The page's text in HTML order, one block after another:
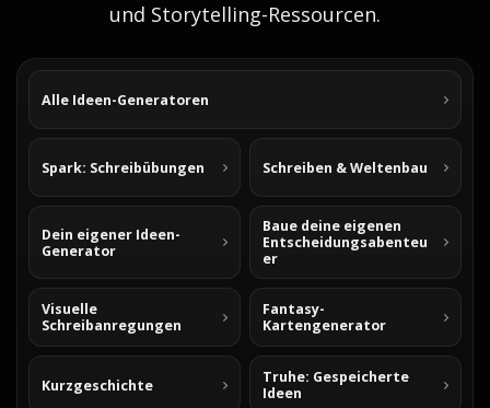
und Storytelling-Ressourcen.
Alle Ideen-Generatoren
Spark: Schreibübungen Schreiben & Weltenbau
Dein eigener Ideen-
Generator
Baue deine eigenen
Entscheidungsabenteu
er
Visuelle
Schreibanregungen
Fantasy-
Kartengenerator
Kurzgeschichte
Truhe: Gespeicherte
Ideen